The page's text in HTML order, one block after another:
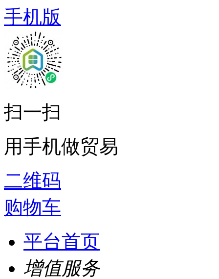
手机版
扫一扫
用手机做贸易
二维码
购物车
平台首页
增值服务